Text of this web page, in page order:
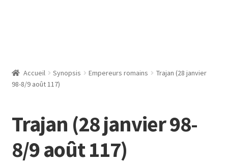
Accueil Synopsis Empereurs romains
Trajan (28 janvier
98-8/9 août 117)
Trajan (28 janvier 98-
8/9 août 117)